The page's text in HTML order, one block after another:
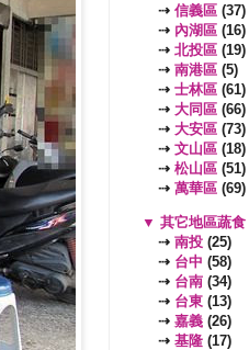
⇢ 信義區 (37)
⇢ 內湖區 (16)
⇢ 北投區 (19)
⇢ 南港區 (5)
⇢ 士林區 (61)
⇢ 大同區 (66)
⇢ 大安區 (73)
⇢ 文山區 (18)
⇢ 松山區 (51)
⇢ 萬華區 (69)
▼ 其它地區蔬食
⇢ 南投 (25)
⇢ 台中 (58)
⇢ 台南 (34)
⇢ 台東 (13)
⇢ 嘉義 (26)
⇢ 基隆 (17)